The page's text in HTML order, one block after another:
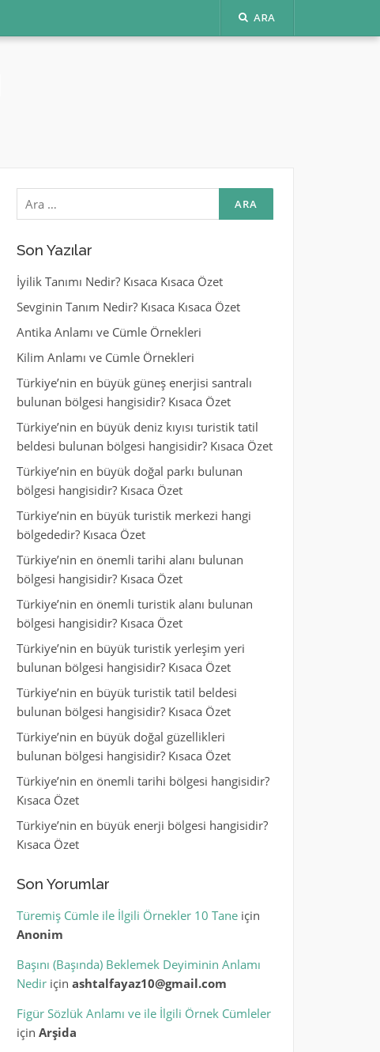
ARA
Arama:
Son Yazılar
İyilik Tanımı Nedir? Kısaca Kısaca Özet
Sevginin Tanım Nedir? Kısaca Kısaca Özet
Antika Anlamı ve Cümle Örnekleri
Kilim Anlamı ve Cümle Örnekleri
Türkiye’nin en büyük güneş enerjisi santralı
bulunan bölgesi hangisidir? Kısaca Özet
Türkiye’nin en büyük deniz kıyısı turistik tatil
beldesi bulunan bölgesi hangisidir? Kısaca Özet
Türkiye’nin en büyük doğal parkı bulunan
bölgesi hangisidir? Kısaca Özet
Türkiye’nin en büyük turistik merkezi hangi
bölgededir? Kısaca Özet
Türkiye’nin en önemli tarihi alanı bulunan
bölgesi hangisidir? Kısaca Özet
Türkiye’nin en önemli turistik alanı bulunan
bölgesi hangisidir? Kısaca Özet
Türkiye’nin en büyük turistik yerleşim yeri
bulunan bölgesi hangisidir? Kısaca Özet
Türkiye’nin en büyük turistik tatil beldesi
bulunan bölgesi hangisidir? Kısaca Özet
Türkiye’nin en büyük doğal güzellikleri
bulunan bölgesi hangisidir? Kısaca Özet
Türkiye’nin en önemli tarihi bölgesi hangisidir?
Kısaca Özet
Türkiye’nin en büyük enerji bölgesi hangisidir?
Kısaca Özet
Son Yorumlar
Türemiş Cümle ile İlgili Örnekler 10 Taneiçin
Anonim
Başını (Başında) Beklemek Deyiminin Anlamı
Nediriçin ashtalfayaz10@gmail.com
Figür Sözlük Anlamı ve ile İlgili Örnek Cümleler
için Arşida